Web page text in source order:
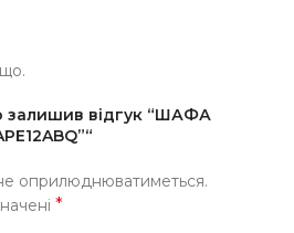
залишив відгук “ШАФА
оприлюднюватиметься.
*